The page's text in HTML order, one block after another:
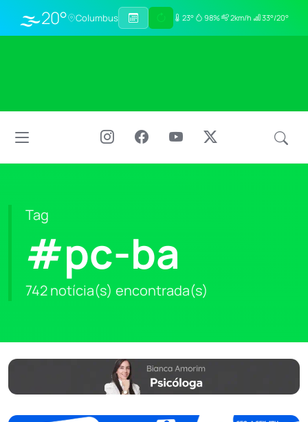
🌫️20° Columbus 23° 98% 2km/h 33°/20°
Tag
#pc-ba
742 notícia(s) encontrada(s)